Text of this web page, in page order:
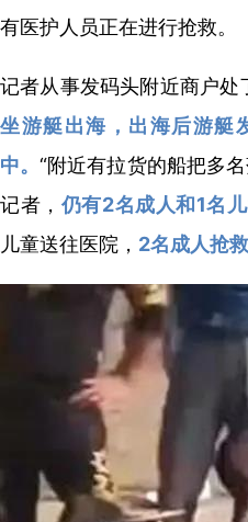
有医护人员正在进行抢救。
记者从事发码头附近商户处
坐游艇出海，出海后游艇
中。“附近有拉货的船把多
记者， 仍有2名成人和1名儿
儿童送往医院， 2名成人抢